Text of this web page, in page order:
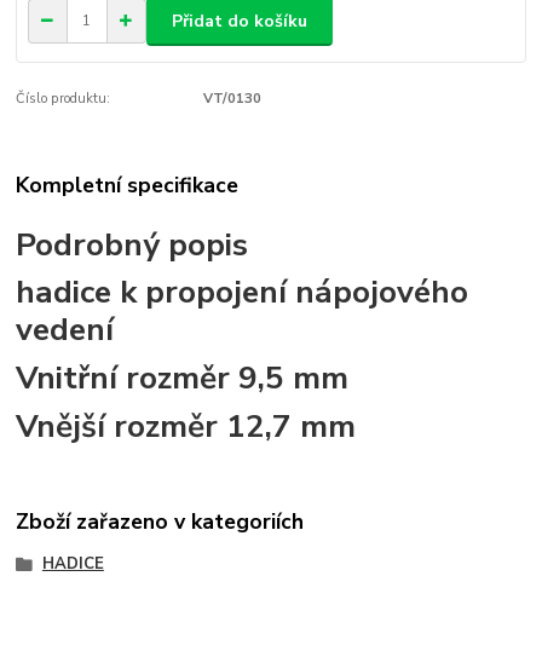
Přidat do košíku
Číslo produktu: VT/0130
Kompletní specifikace
Podrobný popis
hadice k propojení nápojového
vedení
Vnitřní rozměr 9,5 mm
Vnější rozměr 12,7 mm
Zboží zařazeno v kategoriích
HADICE